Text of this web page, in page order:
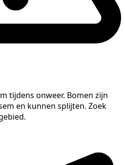
tijdens onweer. Bomen zijn
en kunnen splijten. Zoek